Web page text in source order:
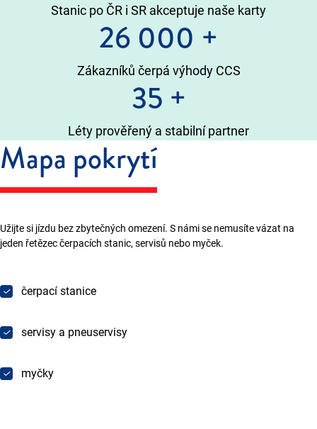
Stanic po ČR i SR akceptuje naše karty
26 000 +
Zákazníků čerpá výhody CCS
35 +
Léty prověřený a stabilní partner
Mapa pokrytí
Užijte si jízdu bez zbytečných omezení. S námi se nemusíte vázat na
jeden řetězec čerpacích stanic, servisů nebo myček.
čerpací stanice
servisy a pneuservisy
myčky